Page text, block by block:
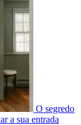
O segredo
a sua entrada